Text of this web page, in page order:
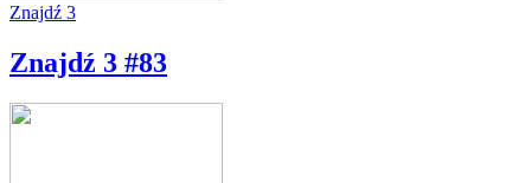
Znajdź 3
Znajdź 3 #83